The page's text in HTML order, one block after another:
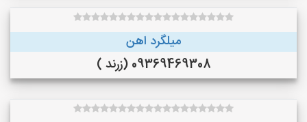
میلگرد اهن
09369469308 (زرند )